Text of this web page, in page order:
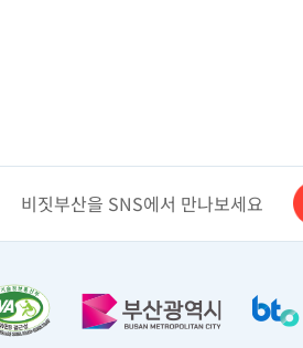
비짓부산을 SNS에서 만나보세요